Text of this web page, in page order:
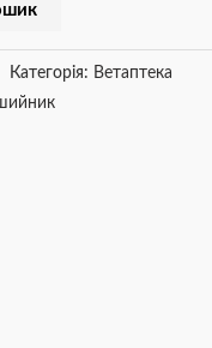
Категорія: Ветаптека